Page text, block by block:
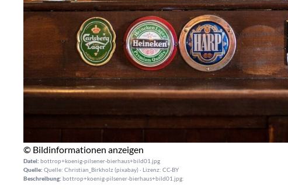
© Bildinformationen anzeigen
Datei: bottrop+koenig-pilsener-bierhaus+bild01.jpg
Quelle: Quelle: Christian_Birkholz (pixabay) · Lizenz: CC-BY
Beschreibung: bottrop+koenig-pilsener-bierhaus+bild01.jpg: